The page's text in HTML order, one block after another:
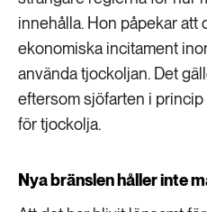
innehålla. Hon påpekar att
ekonomiska incitament
använda tjockoljan. Det
eftersom sjöfarten i
för tjockolja.
Nya bränslen håller inte